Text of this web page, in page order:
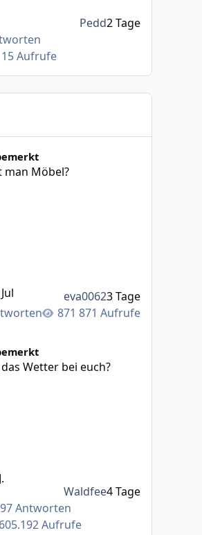
Aufrufe
Pedd2 Tage
man Möbel?
871 Aufrufe
eva00623 Tage
Wetter bei euch?
Antworten
605.192 Aufrufe
Waldfee4 Tage